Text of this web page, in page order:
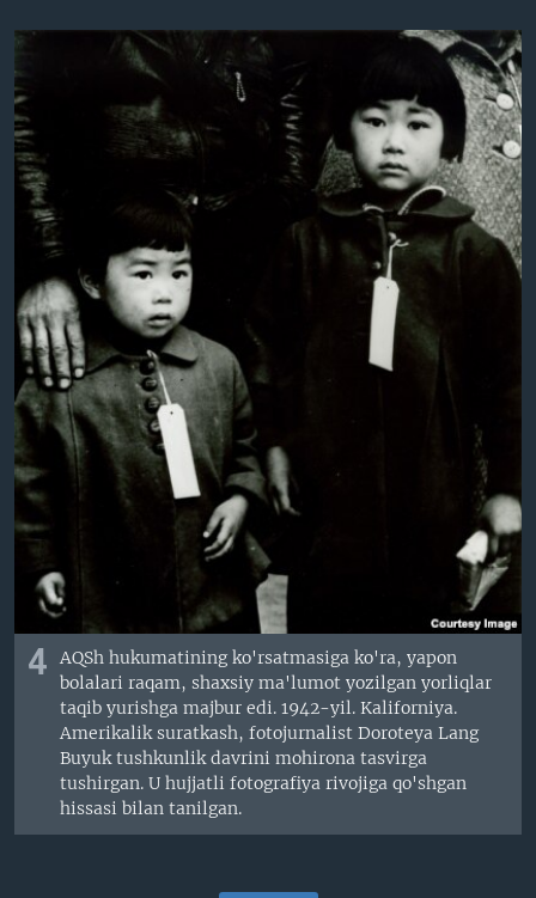
4
AQSh hukumatining ko'rsatmasiga ko'ra, yapon
bolalari raqam, shaxsiy ma'lumot yozilgan yorliqlar
taqib yurishga majbur edi. 1942-yil. Kaliforniya.
Amerikalik suratkash, fotojurnalist Doroteya Lang
Buyuk tushkunlik davrini mohirona tasvirga
tushirgan. U hujjatli fotografiya rivojiga qo'shgan
hissasi bilan tanilgan.